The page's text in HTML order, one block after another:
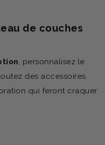
de couches
, personnalisez le
des accessoires
qui feront craquer